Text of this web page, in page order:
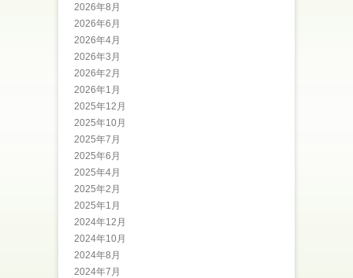
2026年8月
2026年6月
2026年4月
2026年3月
2026年2月
2026年1月
2025年12月
2025年10月
2025年7月
2025年6月
2025年4月
2025年2月
2025年1月
2024年12月
2024年10月
2024年8月
2024年7月